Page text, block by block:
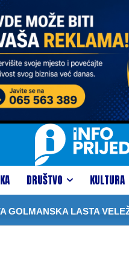
DRUŠTVO KULTURA
LASTA VELEŽA